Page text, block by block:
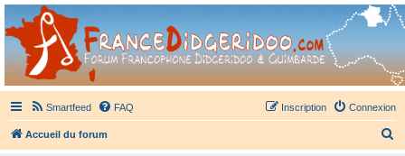
France Didgeridoo
Didgeridoo et Guimbarde sur France Didgeridoo - retrouvez la communauté.
Smartfeed FAQ Connexion
Inscription
Accueil du forum